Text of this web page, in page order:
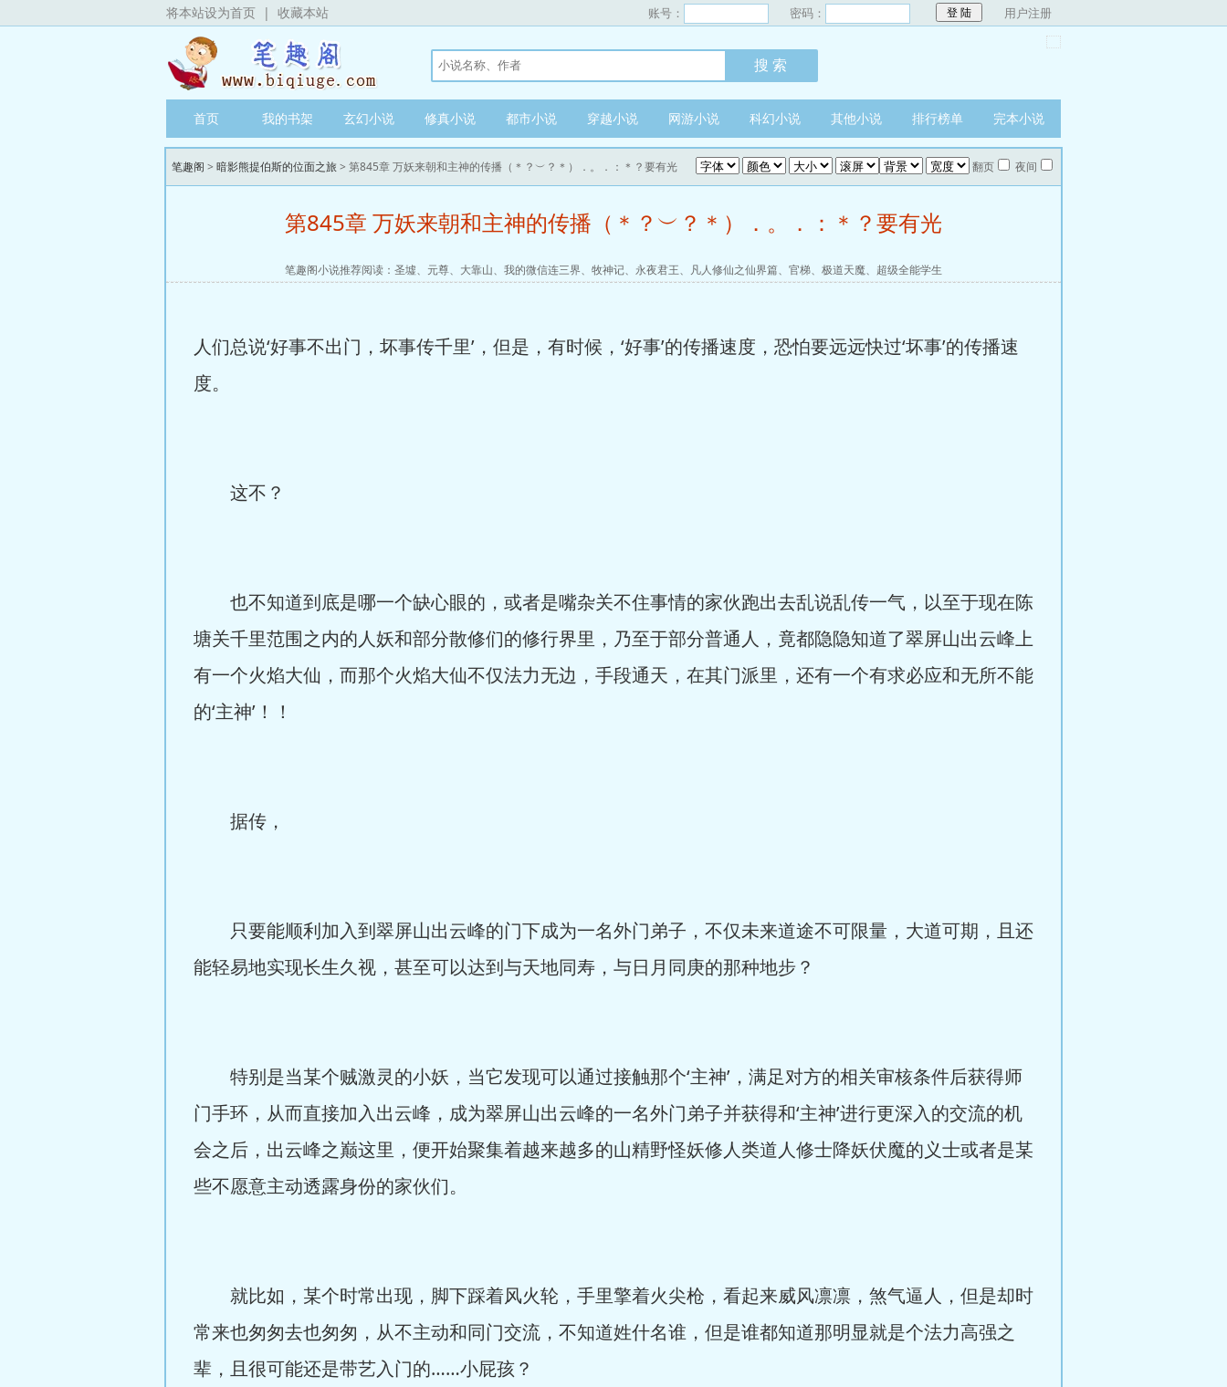
将本站设为首页 | 收藏本站 账号： 密码： 用户注册
首页 我的书架 玄幻小说 修真小说 都市小说 穿越小说 网游小说 科幻小说 其他小说 排行榜单 完本小说
笔趣阁 > 暗影熊提伯斯的位面之旅 > 第845章 万妖来朝和主神的传播（＊？︶？＊）．。．：＊？要有光 翻页 夜间
第845章 万妖来朝和主神的传播（＊？︶？＊）．。．：＊？要有光
笔趣阁小说推荐阅读： 圣墟、 元尊、 大靠山、 我的微信连三界、 牧神记、 永夜君王、 凡人修仙之仙界篇、 官梯、 极道天魔、 超级全能学生
人们总说‘好事不出门，坏事传千里’，但是，有时候，‘好事’的传播速度，恐怕要远远快过‘坏事’的传播速
度。
这不？
也不知道到底是哪一个缺心眼的，或者是嘴杂关不住事情的家伙跑出去乱说乱传一气，以至于现在陈
塘关千里范围之内的人妖和部分散修们的修行界里，乃至于部分普通人，竟都隐隐知道了翠屏山出云峰上
有一个火焰大仙，而那个火焰大仙不仅法力无边，手段通天，在其门派里，还有一个有求必应和无所不能
的‘主神’！！
据传，
只要能顺利加入到翠屏山出云峰的门下成为一名外门弟子，不仅未来道途不可限量，大道可期，且还
能轻易地实现长生久视，甚至可以达到与天地同寿，与日月同庚的那种地步？
特别是当某个贼激灵的小妖，当它发现可以通过接触那个‘主神’，满足对方的相关审核条件后获得师
门手环，从而直接加入出云峰，成为翠屏山出云峰的一名外门弟子并获得和‘主神’进行更深入的交流的机
会之后，出云峰之巅这里，便开始聚集着越来越多的山精野怪妖修人类道人修士降妖伏魔的义士或者是某
些不愿意主动透露身份的家伙们。
就比如，某个时常出现，脚下踩着风火轮，手里擎着火尖枪，看起来威风凛凛，煞气逼人，但是却时
常来也匆匆去也匆匆，从不主动和同门交流，不知道姓什名谁，但是谁都知道那明显就是个法力高强之
辈，且很可能还是带艺入门的……小屁孩？